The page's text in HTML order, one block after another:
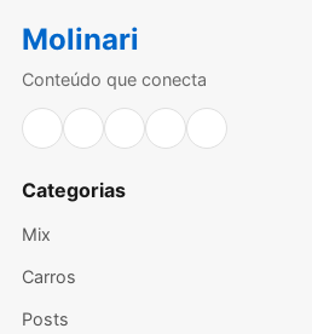
Molinari
Conteúdo que conecta
FacebookInstagram TikTok YouTube
Categorias
Mix
Carros
Posts